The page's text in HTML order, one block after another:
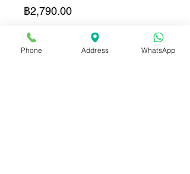
฿2,790.00ราคา
จำนวน
Phone Address WhatsApp